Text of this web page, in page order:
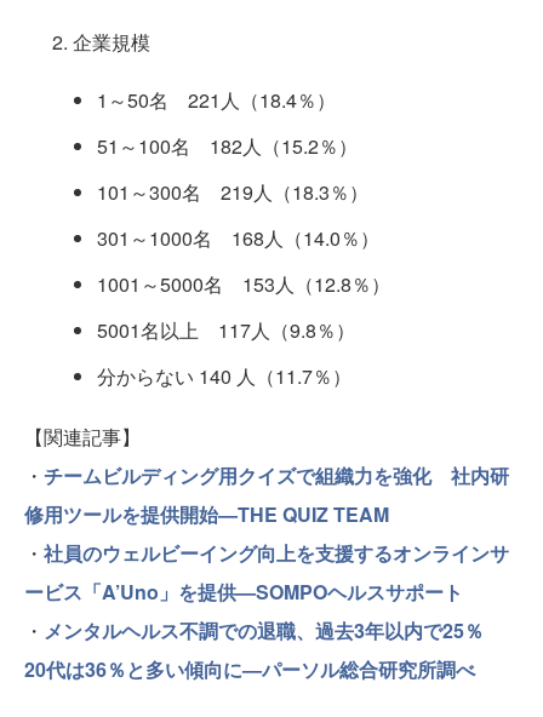
企業規模
1～50名 221人（18.4％）
51～100名 182人（15.2％）
101～300名 219人（18.3％）
301～1000名 168人（14.0％）
1001～5000名 153人（12.8％）
5001名以上 117人（9.8％）
分からない 140 人（11.7％）
【関連記事】
・ チームビルディング用クイズで組織力を強化 社内研
修用ツールを提供開始—THE QUIZ TEAM
・ 社員のウェルビーイング向上を支援するオンラインサ
ービス「A’Uno」を提供—SOMPOヘルスサポート
・ メンタルヘルス不調での退職、過去3年以内で25％
20代は36％と多い傾向に—パーソル総合研究所調べ